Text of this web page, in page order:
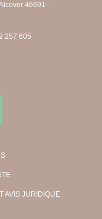
46691 -
257 605
AVIS JURIDIQUE